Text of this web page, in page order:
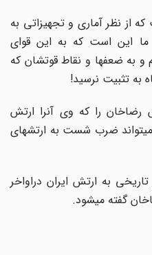
نظر آماری و تجهیزاتی به
این است که به این قوای
به ضعفها و نقاط قوتشان که
تثبیت نرسید!
را که وی آنرا ارتش
ضرب شست به ارتشهای
به ارتش ایران دراواخر
گفته میشود.